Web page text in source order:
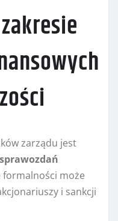
zarządu jest
sprawozdań
formalności może
i sankcji